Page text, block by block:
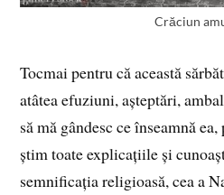
Crăciun
Tocmai pentru că această
atâtea efuziuni, așteptări,
să mă gândesc ce înseamnă
știm toate explicațiile și
semnificația religioasă, cea a